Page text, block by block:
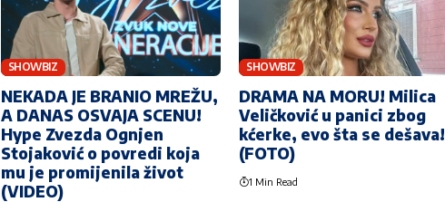
SHOWBIZ
NEKADA JE BRANIO MREŽU,
A DANAS OSVAJA SCENU!
Hype Zvezda Ognjen
Stojaković o povredi koja
mu je promijenila život
(VIDEO)
SHOWBIZ
DRAMA NA MORU! Milica
Veličković u panici zbog
kćerke, evo šta se dešava!
(FOTO)
1 Min Read